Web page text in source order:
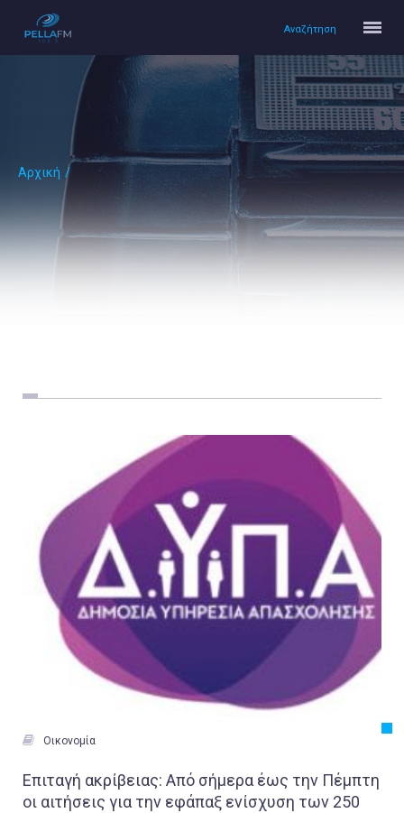
Αναζήτηση
Αρχική /
 Οικονομία
Επιταγή ακρίβειας: Από σήμερα έως την Πέμπτη
οι αιτήσεις για την εφάπαξ ενίσχυση των 250
Πολιτισμός
Lifestyle
Ελλάδα
Κόσμος
Τοπικά
Αγροτικά
Οικονομία
Πολιτική
Αστυνομικό Δελτίο